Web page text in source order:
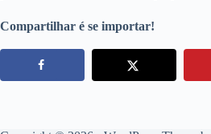
Compartilhar é se importar!